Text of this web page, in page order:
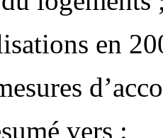
en
vers :